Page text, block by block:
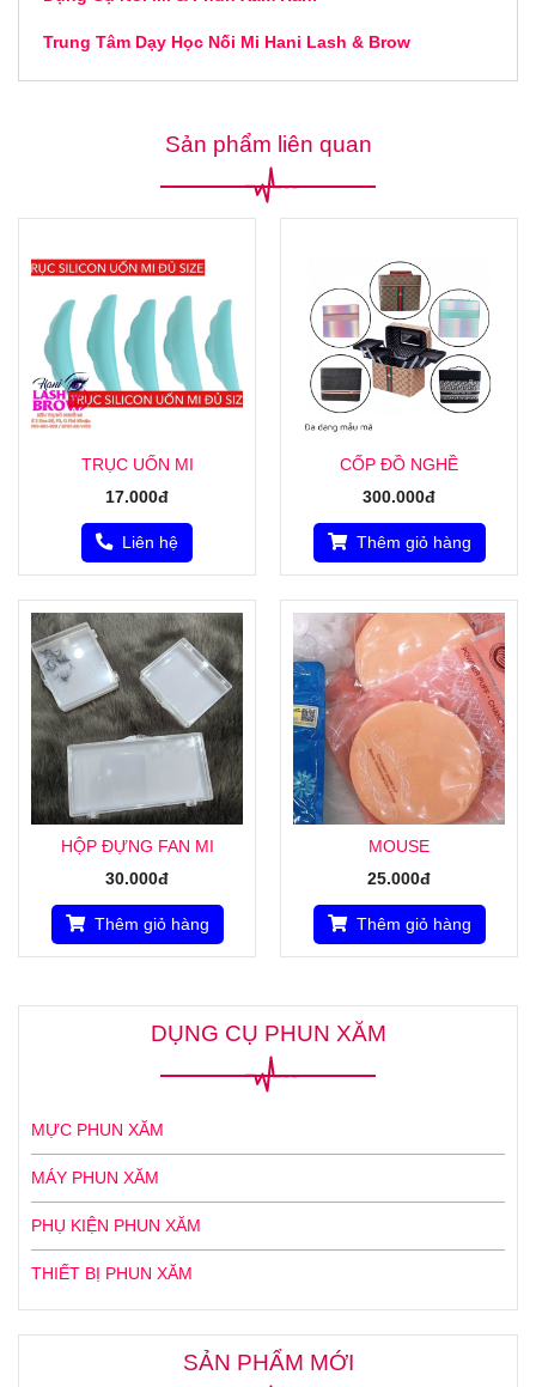
Trung Tâm Dạy Học Nối Mi Hani Lash & Brow
Sản phẩm liên quan
TRỤC UỐN MI
17.000đ
Liên hệ
CỐP ĐỒ NGHỀ
300.000đ
Thêm giỏ hàng
HỘP ĐỰNG FAN MI
30.000đ
Thêm giỏ hàng
MOUSE
25.000đ
Thêm giỏ hàng
DỤNG CỤ PHUN XĂM
MỰC PHUN XĂM
MÁY PHUN XĂM
PHỤ KIỆN PHUN XĂM
THIẾT BỊ PHUN XĂM
SẢN PHẨM MỚI